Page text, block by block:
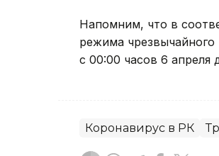
Напомним, что в
режима
с 00:00 часов 6 апреля
Коронавирус в РК